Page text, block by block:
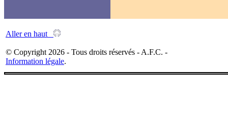
Aller en haut
© Copyright 2026 - Tous droits réservés - A.F.C. -
Information légale.